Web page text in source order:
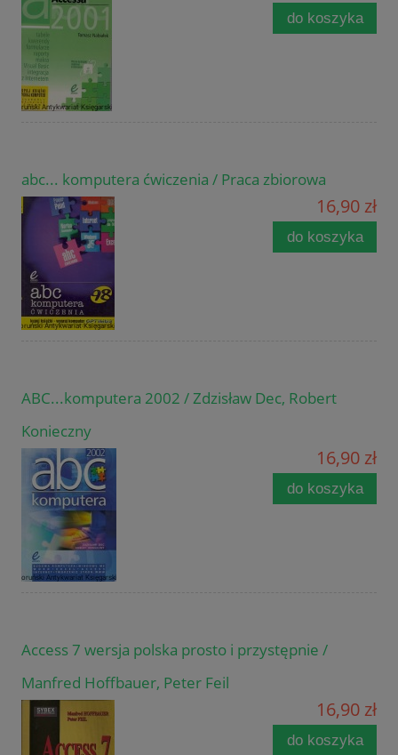
do koszyka
abc... komputera ćwiczenia / Praca zbiorowa
16,90 zł
do koszyka
ABC...komputera 2002 / Zdzisław Dec, Robert
Konieczny
16,90 zł
do koszyka
Access 7 wersja polska prosto i przystępnie /
Manfred Hoffbauer, Peter Feil
16,90 zł
do koszyka